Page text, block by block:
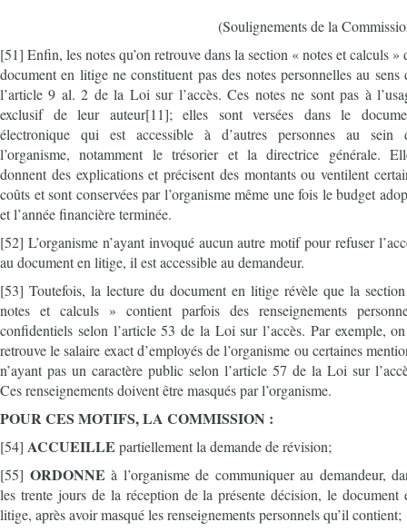
(Soulignements de la
[51] Enfin, les notes qu’on retrouve dans la section « notes et calculs »
document en litige ne constituent pas des notes personnelles au sens
l’article 9 al. 2 de la Loi sur l’accès. Ces notes ne sont pas à
exclusif de leur auteur[11]; elles sont versées dans le
électronique qui est accessible à d’autres personnes au sein
l’organisme, notamment le trésorier et la directrice générale.
donnent des explications et précisent des montants ou ventilent
coûts et sont conservées par l’organisme même une fois le budget
et l’année financière terminée.
[52] L’organisme n’ayant invoqué aucun autre motif pour refuser
au document en litige, il est accessible au demandeur.
[53] Toutefois, la lecture du document en litige révèle que la
notes et calculs » contient parfois des renseignements
confidentiels selon l’article 53 de la Loi sur l’accès. Par exemple,
retrouve le salaire exact d’employés de l’organisme ou certaines
n’ayant pas un caractère public selon l’article 57 de la Loi sur
Ces renseignements doivent être masqués par l’organisme.
POUR CES MOTIFS, LA COMMISSION :
[54] ACCUEILLE partiellement la demande de révision;
[55] ORDONNE à l’organisme de communiquer au demandeur,
les trente jours de la réception de la présente décision, le document
litige, après avoir masqué les renseignements personnels qu’il contient;